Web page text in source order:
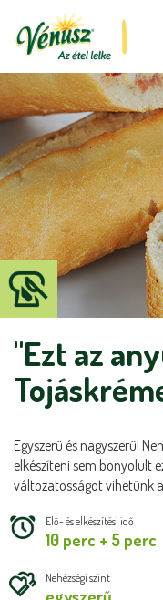
"Ezt az
Egyszerű és nagyszerű!
elkészíteni sem bonyolult
változatosságot vihetünk
Elő- és elkészítési idő
10 perc + 5 perc
Nehézségi szint